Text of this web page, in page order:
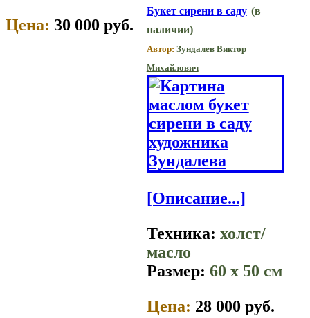
Цена: 30 000 руб.
Букет сирени в саду (в
наличии)
Автор: Зундалев Виктор
Михайлович
[Описание...]
Техника: холст/
масло
Размер: 60 x 50 см
Цена: 28 000 руб.